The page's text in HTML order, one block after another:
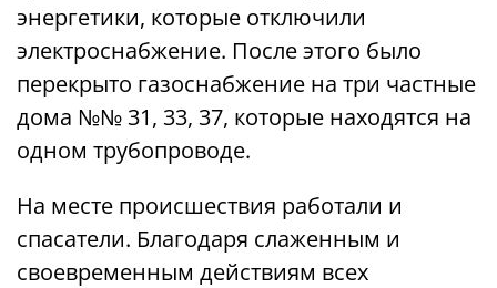
энергетики, которые отключили
электроснабжение. После этого было
перекрыто газоснабжение на три частные
дома №№ 31, 33, 37, которые находятся на
одном трубопроводе.
На месте происшествия работали и
спасатели. Благодаря слаженным и
своевременным действиям всех